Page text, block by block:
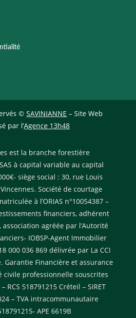
©SAVINIANNE – Site Web
par l’Agence 13h48
est la branche forestière
à capital variable au capital
siège social : 30, rue Louis
Société de courtage
à l’ORIAS n°10054387 –
financiers, adhérent
association agréée par l’Autorité
IOBSP-Agent Immobilier
000 036 869 délivrée par La CCI
Garantie Financière et assurance
civile professionnelle souscrites
RCS 518791215 Créteil – SIRET
– TVA intracommunautaire
APE 6619B